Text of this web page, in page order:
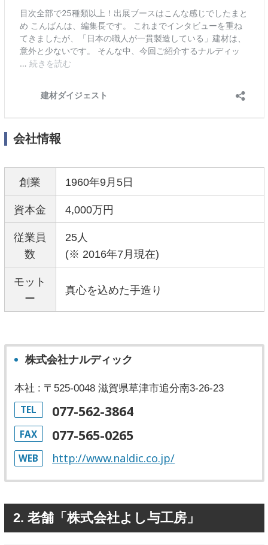
会社情報
創業 1960年9月5日
資本金 4,000万円
従業員
数
25人
(※ 2016年7月現在)
モット
ー
真心を込めた手造り
株式会社ナルディック
本社 : 〒525-0048 滋賀県草津市追分南3-26-23
TEL 077-562-3864
FAX 077-565-0265
WEB http://www.naldic.co.jp/
2. 老舗「株式会社よし与工房」